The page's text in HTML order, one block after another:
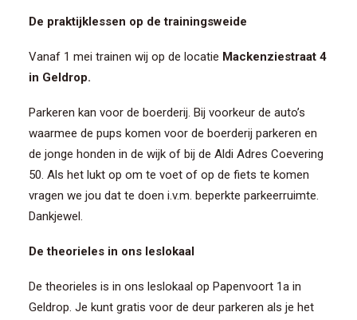
De praktijklessen op de trainingsweide
Vanaf 1 mei trainen wij op de locatie Mackenziestraat 4
in Geldrop.
Parkeren kan voor de boerderij. Bij voorkeur de auto’s
waarmee de pups komen voor de boerderij parkeren en
de jonge honden in de wijk of bij de Aldi Adres Coevering
50. Als het lukt op om te voet of op de fiets te komen
vragen we jou dat te doen i.v.m. beperkte parkeerruimte.
Dankjewel.
De theorieles in ons leslokaal
De theorieles is in ons leslokaal op Papenvoort 1a in
Geldrop. Je kunt gratis voor de deur parkeren als je het